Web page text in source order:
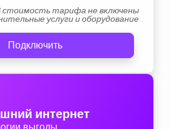
стоимость тарифа не включены
услуги и оборудование
Подключить
интернет
выгоды